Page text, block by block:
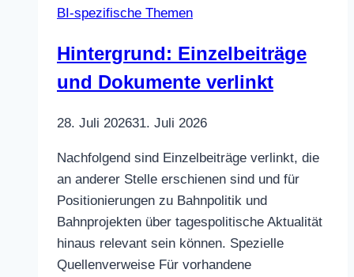
BI-spezifische Themen
Hintergrund: Einzelbeiträge
und Dokumente verlinkt
28. Juli 202631. Juli 2026
Nachfolgend sind Einzelbeiträge verlinkt, die
an anderer Stelle erschienen sind und für
Positionierungen zu Bahnpolitik und
Bahnprojekten über tagespolitische Aktualität
hinaus relevant sein können. Spezielle
Quellenverweise Für vorhandene